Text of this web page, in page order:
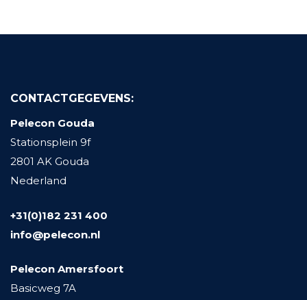
CONTACTGEGEVENS:
Pelecon Gouda
Stationsplein 9f
2801 AK Gouda
Nederland
+31(0)182 231 400
info@pelecon.nl
Pelecon Amersfoort
Basicweg 7A